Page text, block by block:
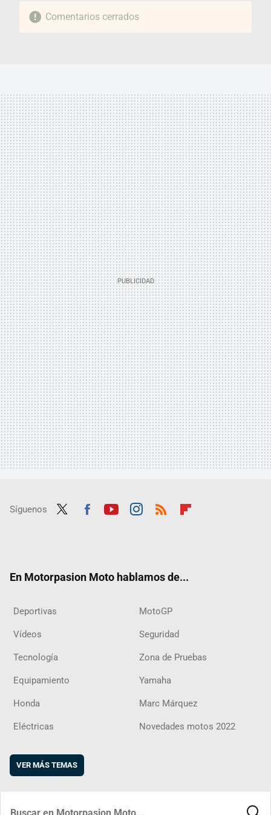
Comentarios cerrados
Síguenos
En Motorpasion Moto hablamos de...
Deportivas MotoGP
Vídeos Seguridad
Tecnología Zona de Pruebas
Equipamiento Yamaha
Honda Marc Márquez
Eléctricas Novedades motos 2022
VER MÁS TEMAS